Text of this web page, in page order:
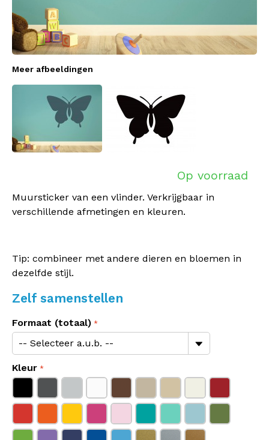
Meer afbeeldingen
Op voorraad
Muursticker van een vlinder. Verkrijgbaar in
verschillende afmetingen en kleuren.
Tip: combineer met andere dieren en bloemen in
dezelfde stijl.
Zelf samenstellen
Formaat (totaal)
Kleur